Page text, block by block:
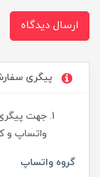
ارسال دیدگاه
پیگری
جهت
واتساپ و
گروه واتساپ